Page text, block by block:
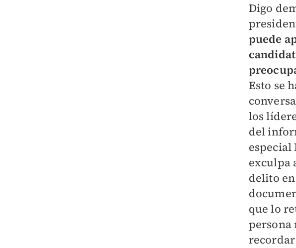
Digo
puede
Esto se
los
del
especial
exculpa
delito
que lo
persona
recordar